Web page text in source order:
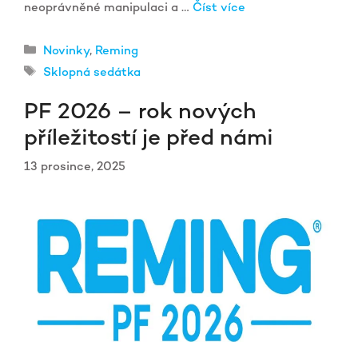
neoprávněné manipulaci a … Číst více
Rubriky
Novinky, Reming
Štítky
Sklopná sedátka
PF 2026 – rok nových
příležitostí je před námi
13 prosince, 2025